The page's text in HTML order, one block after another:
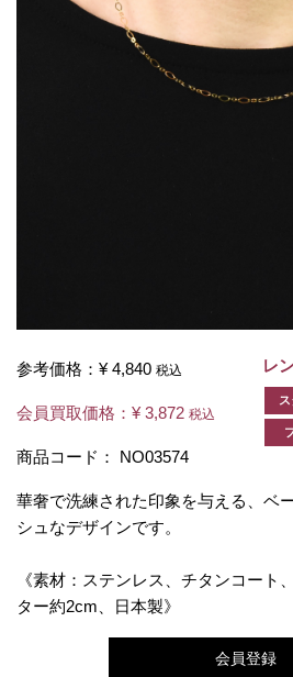
参考価格： ¥ 4,840 税込
会員買取価格： ¥ 3,872 税込
商品コード： NO03574
レ
華奢で洗練された印象を与える、ベ
シュなデザインです。
《素材：ステンレス、チタンコート
ター約2cm、日本製》
会員登録